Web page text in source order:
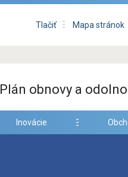
Tlačiť Mapa stránok
Plán obnovy a
Inovácie